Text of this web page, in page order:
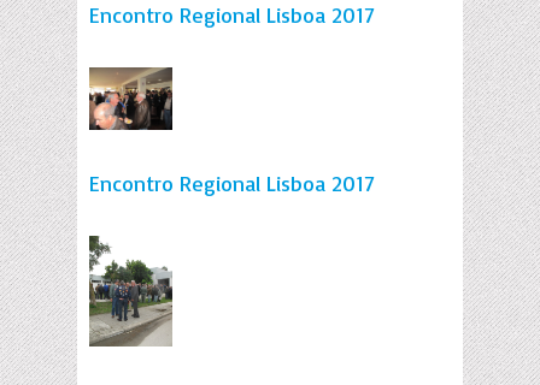
Encontro Regional Lisboa 2017
Encontro Regional Lisboa 2017